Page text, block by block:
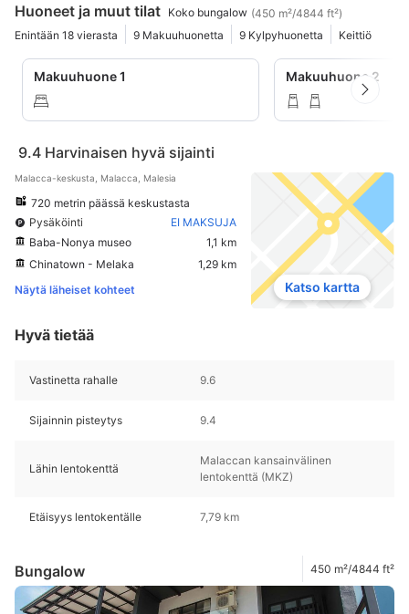
Huoneet ja muut tilat Koko bungalow (450 m²/4844 ft²)
Enintään 18 vierasta
9 Makuuhuonetta 9 Kylpyhuonetta Keittiö
Makuuhuone 1 Makuuhuone 2
9.4 Harvinaisen hyvä sijainti
Malacca-keskusta, Malacca, Malesia
720 metrin päässä keskustasta
Pysäköinti
EI MAKSUJA
Baba-Nonya museo
1,1 km
Chinatown - Melaka
1,29 km
Näytä läheiset kohteet
Katso kartta
Hyvä tietää
Vastinetta rahalle 9.6
Sijainnin pisteytys 9.4
Lähin lentokenttä
Malaccan kansainvälinen
lentokenttä (MKZ)
Etäisyys lentokentälle 7,79 km
Bungalow 450 m²/4844 ft²